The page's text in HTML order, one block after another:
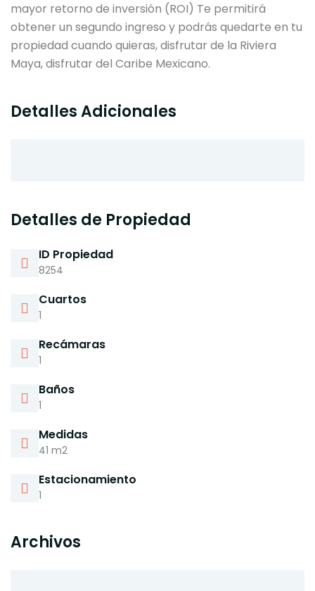
mayor retorno de inversión (ROI) Te permitirá
obtener un segundo ingreso y podrás quedarte en tu
propiedad cuando quieras, disfrutar de la Riviera
Maya, disfrutar del Caribe Mexicano.
Detalles Adicionales
Detalles de Propiedad
ID Propiedad
8254
Cuartos
1
Recámaras
1
Baños
1
Medidas
41 m2
Estacionamiento
1
Archivos